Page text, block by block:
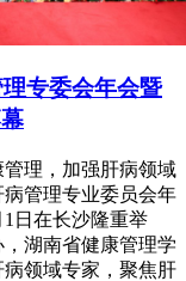
专委会年会暨
理，加强肝病领域
管理专业委员会年
日在长沙隆重举
湖南省健康管理学
领域专家，聚焦肝